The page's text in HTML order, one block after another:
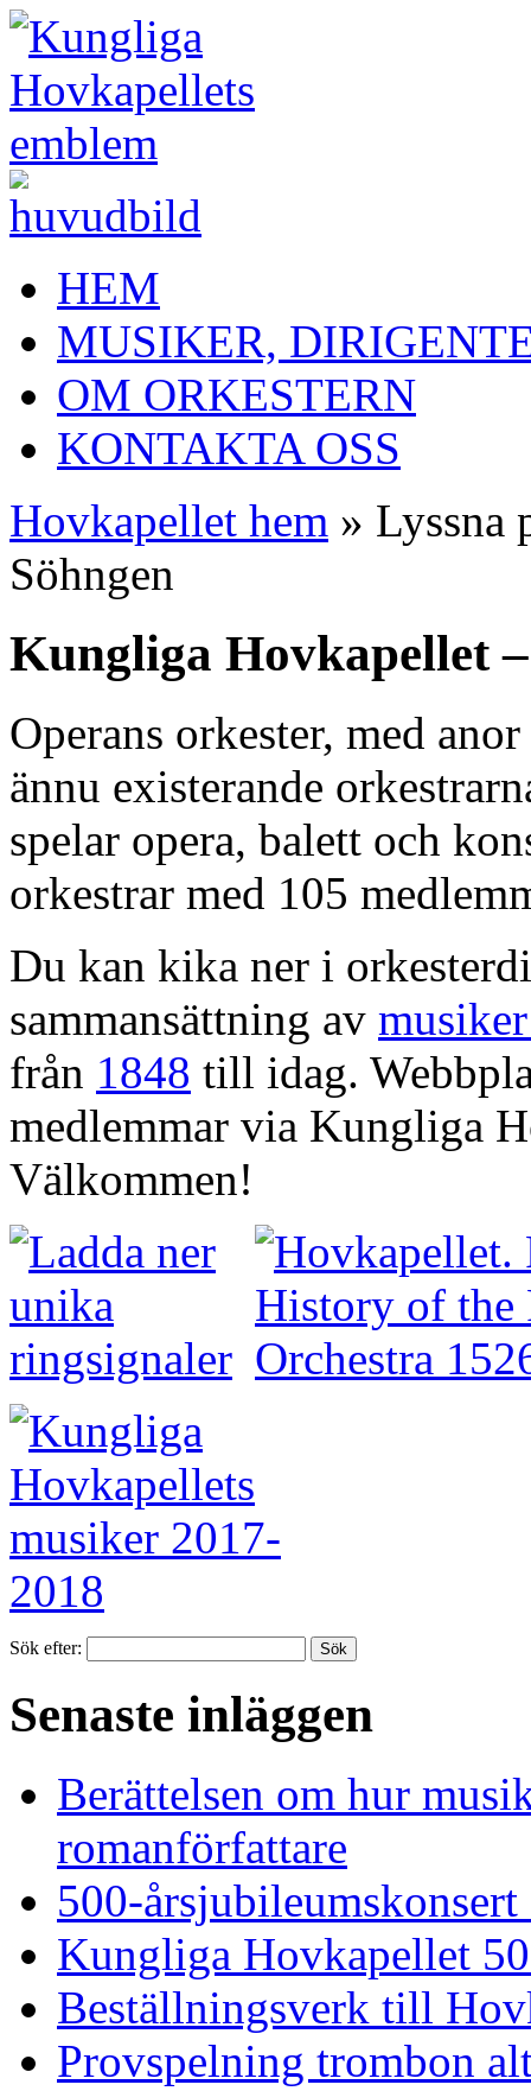
HEM
MUSIKER,
OM ORKESTERN
KONTAKTA OSS
Hovkapellet hem » Lyssna
Söhngen
Kungliga Hovkapellet
Operans orkester, med
ännu existerande
spelar opera, balett och
orkestrar med 105
Du kan kika ner i
sammansättning av
från 1848 till idag.
medlemmar via Kungliga
Välkommen!
Sök efter:
Senaste inläggen
Berättelsen om hur
romanförfattare
500-
Kungliga Hovkapellet
Beställningsverk till
Provspelning trombon